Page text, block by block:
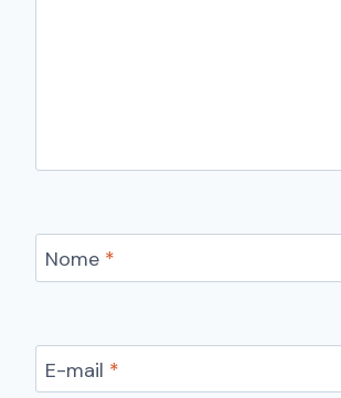
Nome *
E-mail *